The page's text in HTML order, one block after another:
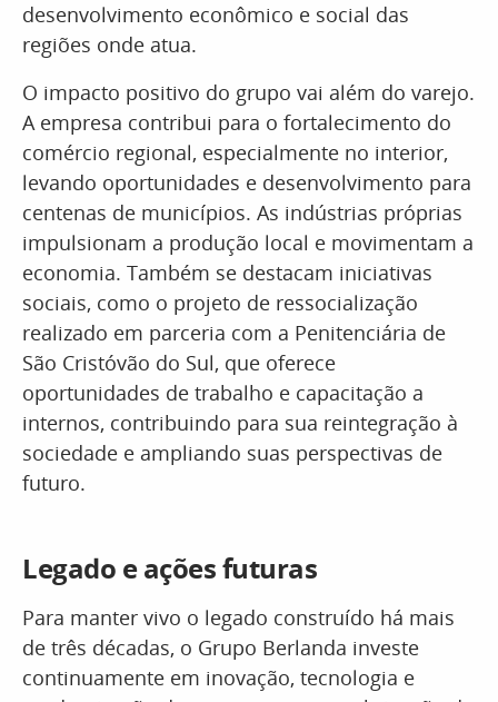
desenvolvimento econômico e social das
regiões onde atua.
O impacto positivo do grupo vai além do varejo.
A empresa contribui para o fortalecimento do
comércio regional, especialmente no interior,
levando oportunidades e desenvolvimento para
centenas de municípios. As indústrias próprias
impulsionam a produção local e movimentam a
economia. Também se destacam iniciativas
sociais, como o projeto de ressocialização
realizado em parceria com a Penitenciária de
São Cristóvão do Sul, que oferece
oportunidades de trabalho e capacitação a
internos, contribuindo para sua reintegração à
sociedade e ampliando suas perspectivas de
futuro.
Legado e ações futuras
Para manter vivo o legado construído há mais
de três décadas, o Grupo Berlanda investe
continuamente em inovação, tecnologia e